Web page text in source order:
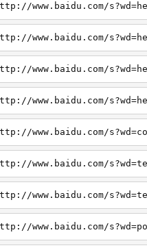
www.baidu.com/
www.baidu.com/
www.baidu.com/
www.baidu.com/
www.baidu.com/
www.baidu.com/
www.baidu.com/
www.baidu.com/